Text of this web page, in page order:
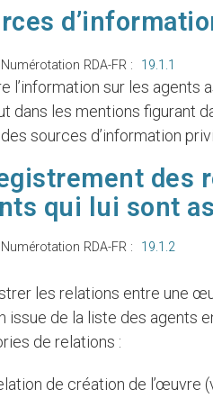
Numérotation RDA-FR : 19.1.1
l’information sur les
dans les mentions figurant
des sources d’information
des
qui lui sont
Numérotation RDA-FR : 19.1.2
les relations entre une
issue de la liste des agents
de relations :
de création de l’œuvre